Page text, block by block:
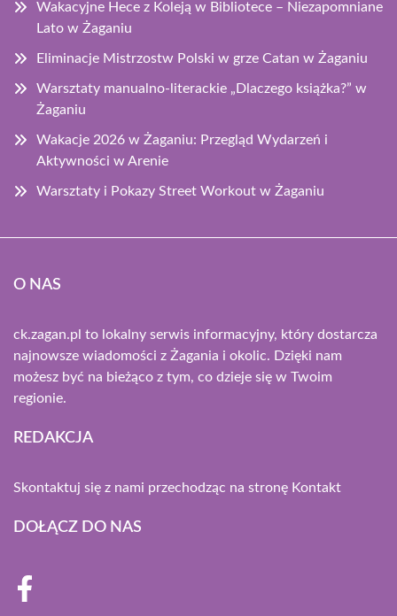
Wakacyjne Hece z Koleją w Bibliotece – Niezapomniane
Lato w Żaganiu
Eliminacje Mistrzostw Polski w grze Catan w Żaganiu
Warsztaty manualno-literackie „Dlaczego książka?” w
Żaganiu
Wakacje 2026 w Żaganiu: Przegląd Wydarzeń i
Aktywności w Arenie
Warsztaty i Pokazy Street Workout w Żaganiu
O NAS
ck.zagan.pl to lokalny serwis informacyjny, który dostarcza
najnowsze wiadomości z Żagania i okolic. Dzięki nam
możesz być na bieżąco z tym, co dzieje się w Twoim
regionie.
REDAKCJA
Skontaktuj się z nami przechodząc na stronę Kontakt
DOŁĄCZ DO NAS